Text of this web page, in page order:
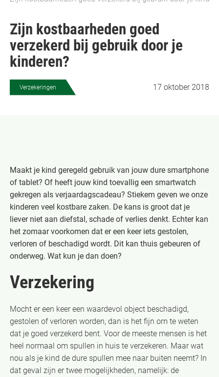
Zijn kostbaarheden goed
verzekerd bij gebruik door je
kinderen?
Verzekeringen 17 oktober 2018
Maakt je kind geregeld gebruik van jouw dure smartphone
of tablet? Of heeft jouw kind toevallig een smartwatch
gekregen als verjaardagscadeau? Stiekem geven we onze
kinderen veel kostbare zaken. De kans is groot dat je
liever niet aan diefstal, schade of verlies denkt. Echter kan
het zomaar voorkomen dat er een keer iets gestolen,
verloren of beschadigd wordt. Dit kan thuis gebeuren of
onderweg. Wat kun je dan doen?
Verzekering
Mocht er een keer een waardevol object beschadigd,
gestolen of verloren worden, dan is het fijn om te weten
dat je goed verzekerd bent. Voor de meeste mensen is het
heel normaal om spullen in huis te verzekeren. Maar wat
nou als je kind de dure spullen mee naar buiten neemt? In
dat geval zijn er twee mogelijkheden, namelijk: de